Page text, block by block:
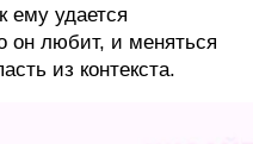
ему удается
он любит, и меняться
из контекста.